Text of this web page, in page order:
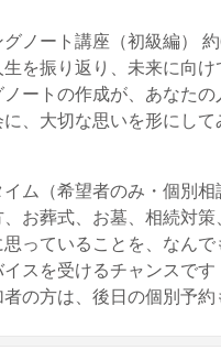
グノート講座（初級編）
を振り返り、未来に向
ートの作成が、あなた
、大切な思いを形にして
イム（希望者のみ・個別相
お葬式、お墓、相続対
っていることを、なんで
スを受けるチャンスです
の方は、後日の個別予約